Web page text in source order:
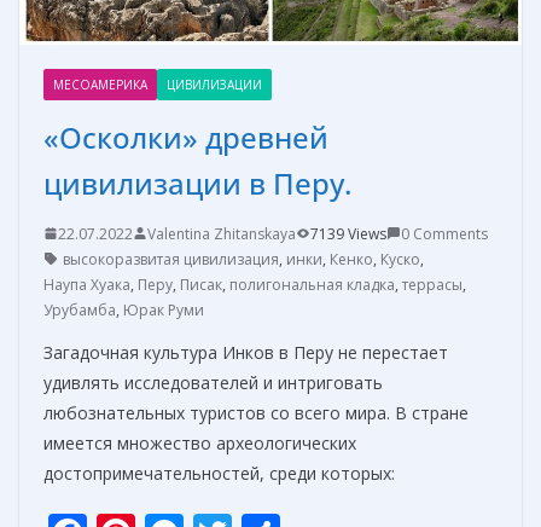
МЕСОАМЕРИКА ЦИВИЛИЗАЦИИ
«Осколки» древней
цивилизации в Перу.
22.07.2022 Valentina Zhitanskaya 7139 Views
0 Comments
высокоразвитая цивилизация, инки, Кенко, Куско,
Наупа Хуака, Перу, Писак, полигональная кладка, террасы,
Урубамба, Юрак Руми
Загадочная культура Инков в Перу не перестает
удивлять исследователей и интриговать
любознательных туристов со всего мира. В стране
имеется множество археологических
достопримечательностей, среди которых: